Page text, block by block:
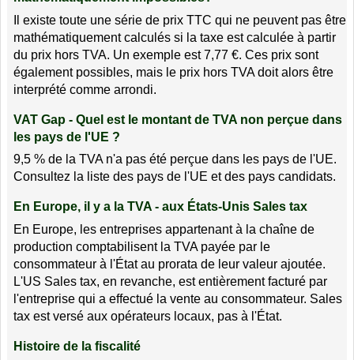
Il existe toute une série de prix TTC qui ne peuvent pas être
mathématiquement calculés si la taxe est calculée à partir
du prix hors TVA. Un exemple est 7,77 €. Ces prix sont
également possibles, mais le prix hors TVA doit alors être
interprété comme arrondi.
VAT Gap - Quel est le montant de TVA non perçue dans
les pays de l'UE ?
9,5 % de la TVA n'a pas été perçue dans les pays de l'UE.
Consultez la liste des pays de l'UE et des pays candidats.
En Europe, il y a la TVA - aux États-Unis Sales tax
En Europe, les entreprises appartenant à la chaîne de
production comptabilisent la TVA payée par le
consommateur à l'État au prorata de leur valeur ajoutée.
L'US Sales tax, en revanche, est entièrement facturé par
l'entreprise qui a effectué la vente au consommateur. Sales
tax est versé aux opérateurs locaux, pas à l'État.
Histoire de la fiscalité